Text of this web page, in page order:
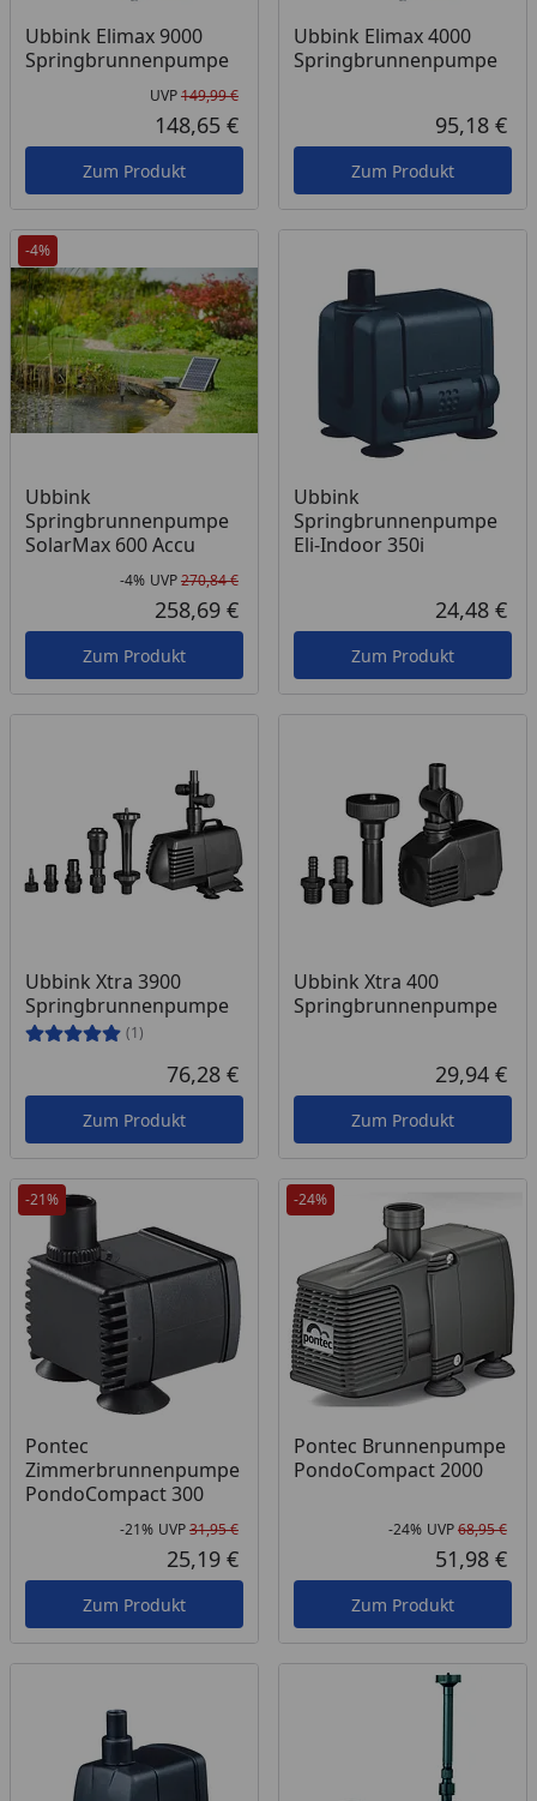
Ubbink Elimax 9000
Springbrunnenpumpe
Ursprünglicher Preis
UVP149,99 €
Aktueller Preis
148,65 €
Zum Produkt
Ubbink Elimax 4000
Springbrunnenpumpe
95,18 €
Zum Produkt
-4%
Ubbink
Springbrunnenpumpe
SolarMax 600 Accu
Rabatt in Prozent
-4%
Ursprünglicher Preis
UVP270,84 €
Aktueller Preis
258,69 €
Zum Produkt
Ubbink
Springbrunnenpumpe
Eli-Indoor 350i
24,48 €
Zum Produkt
Ubbink Xtra 3900
Springbrunnenpumpe
(1)
Aktueller Preis
76,28 €
Zum Produkt
Ubbink Xtra 400
Springbrunnenpumpe
29,94 €
Zum Produkt
-21%
Pontec
Zimmerbrunnenpumpe
PondoCompact 300
Rabatt in Prozent
-21%
Ursprünglicher Preis
UVP31,95 €
Aktueller Preis
25,19 €
Zum Produkt
-24%
Pontec Brunnenpumpe
PondoCompact 2000
-24% UVP68,95 €
51,98 €
Zum Produkt